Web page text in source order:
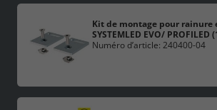
Kit de montage pour rainure
SYSTEMLED EVO/ PROFILED
Numéro d’article: 240400-04